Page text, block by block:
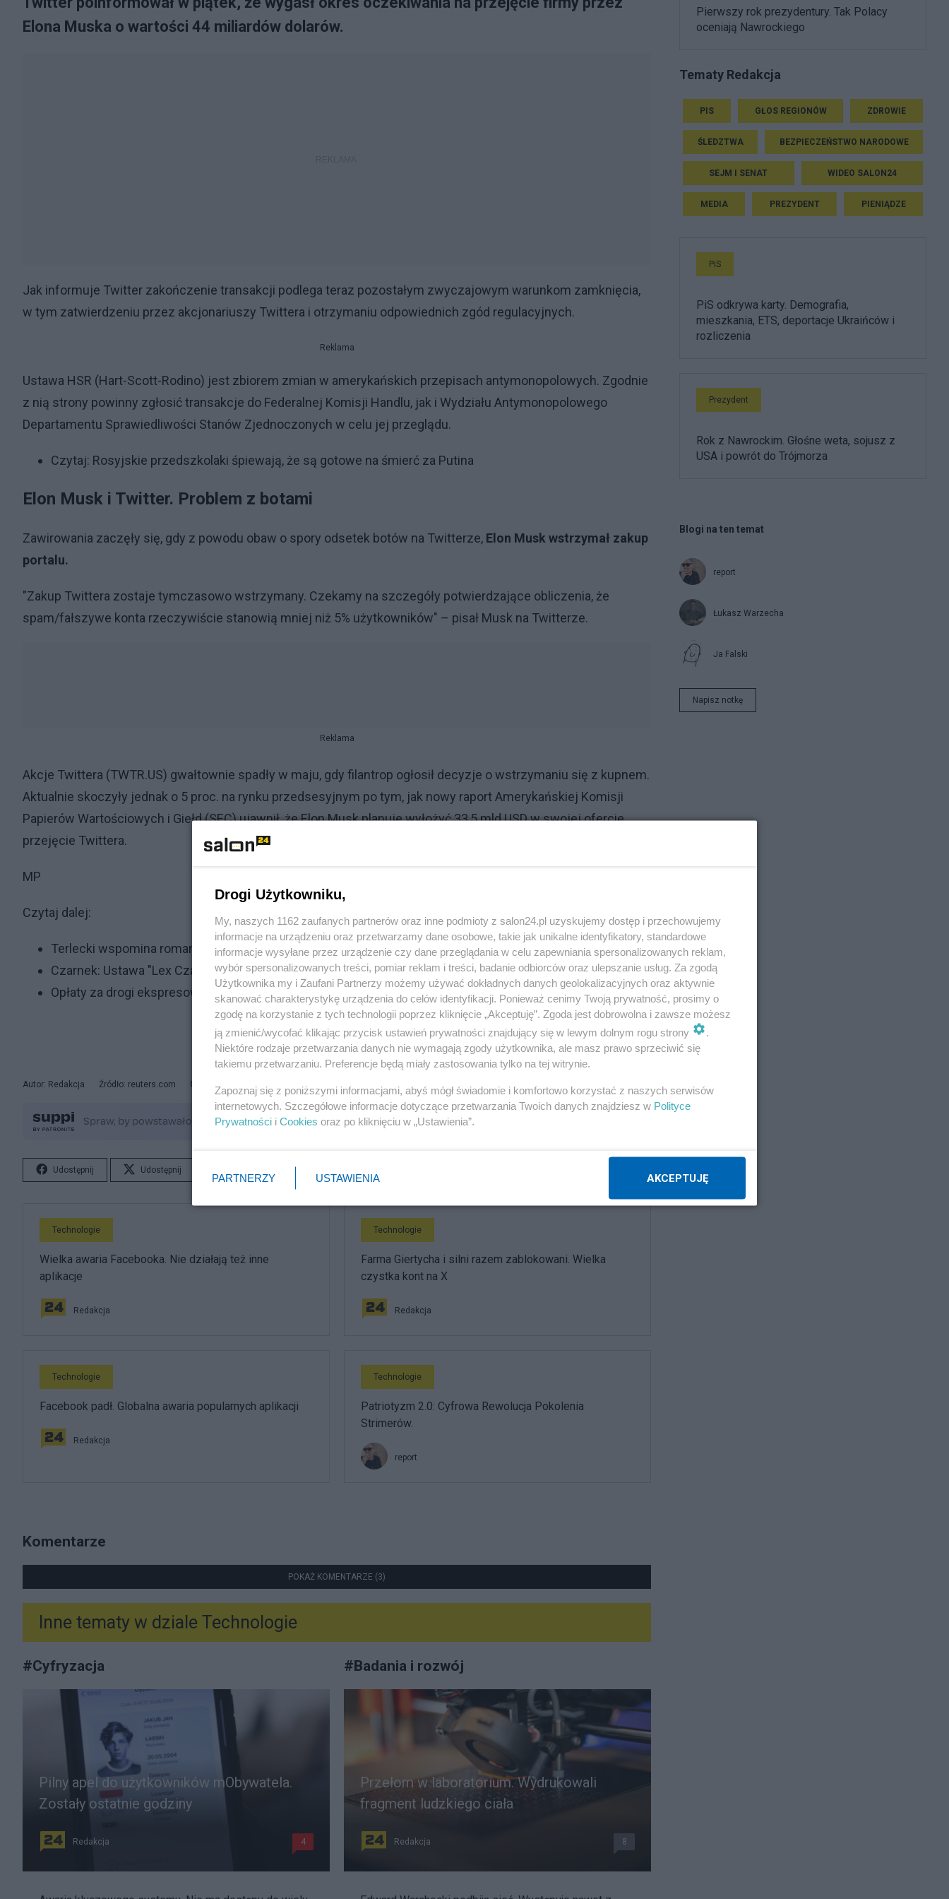
Elona Muska o wartości 44 miliardów dolarów.
Jak informuje Twitter zakończenie transakcji podlega teraz pozostałym zwyczajowym warunkom zamknięcia,
w tym zatwierdzeniu przez akcjonariuszy Twittera i otrzymaniu odpowiednich zgód regulacyjnych.
Reklama
Ustawa HSR (Hart-Scott-Rodino) jest zbiorem zmian w amerykańskich przepisach antymonopolowych. Zgodnie
z nią strony powinny zgłosić transakcje do Federalnej Komisji Handlu, jak i Wydziału Antymonopolowego
Departamentu Sprawiedliwości Stanów Zjednoczonych w celu jej przeglądu.
Czytaj: Rosyjskie przedszkolaki śpiewają, że są gotowe na śmierć za Putina
Elon Musk i Twitter. Problem z botami
Zawirowania zaczęły się, gdy z powodu obaw o spory odsetek botów na Twitterze, Elon Musk wstrzymał zakup
portalu.
"Zakup Twittera zostaje tymczasowo wstrzymany. Czekamy na szczegóły potwierdzające obliczenia, że ​​
spam/fałszywe konta rzeczywiście stanowią mniej niż 5% użytkowników" – pisał Musk na Twitterze.
Reklama
Akcje Twittera (TWTR.US) gwałtownie spadły w maju, gdy filantrop ogłosił decyzje o wstrzymaniu się z kupnem.
Aktualnie skoczyły jednak o 5 proc. na rynku przedsesyjnym po tym, jak nowy raport Amerykańskiej Komisji
Papierów Wartościowych i Giełd (SEC) ujawnił, że Elon Musk planuje wyłożyć 33,5 mld USD w swojej ofercie
przejęcie Twittera.
MP
Czytaj dalej:
Terlecki wspomina romans z Korą. Tego na pewno nie wiedzieliście
Czarnek: Ustawa "Lex Czarnek 2.0" będzie obowiązywała od września. Co zakłada?
Opłaty za drogi ekspresowe? Morawiecki z jednoznacznym komunikatem
Autor: Redakcja Źródło: reuters.com © Artykuł jest chroniony prawem autorskim.
Udostępnij Udostępnij
Technologie
Wielka awaria Facebooka. Nie działają też inne
aplikacje
Redakcja
Technologie
Farma Giertycha i silni razem zablokowani. Wielka
czystka kont na X
Redakcja
Technologie
Facebook padł. Globalna awaria popularnych aplikacji
Redakcja
Technologie
Patriotyzm 2.0: Cyfrowa Rewolucja Pokolenia
Strimerów.
report
Komentarze
POKAŻ KOMENTARZE (3)
Inne tematy w dziale Technologie
#Cyfryzacja
Pilny apel do użytkowników mObywatela.
Zostały ostatnie godziny
Redakcja 4
#Badania i rozwój
Przełom w laboratorium. Wydrukowali
fragment ludzkiego ciała
Redakcja 8
Pierwszy rok prezydentury. Tak Polacy
oceniają Nawrockiego
Tematy Redakcja
PIS GŁOS REGIONÓW ZDROWIE
ŚLEDZTWA BEZPIECZEŃSTWO NARODOWE
SEJM I SENAT WIDEO SALON24
MEDIA PREZYDENT PIENIĄDZE
PiS
PiS odkrywa karty. Demografia,
mieszkania, ETS, deportacje Ukraińców i
rozliczenia
Prezydent
Rok z Nawrockim. Głośne weta, sojusz z
USA i powrót do Trójmorza
Blogi na ten temat
report
Łukasz Warzecha
Ja Falski
Napisz notkę
Drogi Użytkowniku,
My, naszych 1162 zaufanych partnerów oraz inne podmioty z salon24.pl uzyskujemy dostęp i przechowujemy
informacje na urządzeniu oraz przetwarzamy dane osobowe, takie jak unikalne identyfikatory, standardowe
informacje wysyłane przez urządzenie czy dane przeglądania w celu zapewniania spersonalizowanych reklam,
wybór spersonalizowanych treści, pomiar reklam i treści, badanie odbiorców oraz ulepszanie usług. Za zgodą
Użytkownika my i Zaufani Partnerzy możemy używać dokładnych danych geolokalizacyjnych oraz aktywnie
skanować charakterystykę urządzenia do celów identyfikacji. Ponieważ cenimy Twoją prywatność, prosimy o
zgodę na korzystanie z tych technologii poprzez kliknięcie „Akceptuję”. Zgoda jest dobrowolna i zawsze możesz
ją zmienić/wycofać klikając przycisk ustawień prywatności znajdujący się w lewym dolnym rogu strony
.
Niektóre rodzaje przetwarzania danych nie wymagają zgody użytkownika, ale masz prawo sprzeciwić się
takiemu przetwarzaniu. Preferencje będą miały zastosowania tylko na tej witrynie.
Zapoznaj się z poniższymi informacjami, abyś mógł świadomie i komfortowo korzystać z naszych serwisów
internetowych. Szczegółowe informacje dotyczące przetwarzania Twoich danych znajdziesz w Polityce
Prywatności i Cookies oraz po kliknięciu w „Ustawienia”.
PARTNERZY USTAWIENIA AKCEPTUJĘ